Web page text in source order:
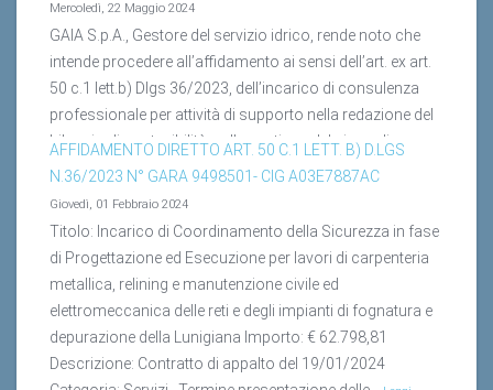
GAIA S.p.A., Gestore del servizio idrico, rende noto che
intende procedere all’affidamento ai sensi dell’art. ex art.
50 c.1 lett.b) Dlgs 36/2023, dell’incarico di consulenza
professionale per attività di supporto nella redazione del
bilancio di sostenibilità, nella gestione del piano di
sostenibilità, nella predisposizione tariffaria e nella
gestione del cruscotto...Leggi tutto...
AFFIDAMENTO DIRETTO ART. 50 C.1 LETT. B) D.LGS
N.36/2023 N° GARA 9498501- CIG A03E7887AC
Giovedì, 01 Febbraio 2024
Titolo: Incarico di Coordinamento della Sicurezza in fase
di Progettazione ed Esecuzione per lavori di carpenteria
metallica, relining e manutenzione civile ed
elettromeccanica delle reti e degli impianti di fognatura e
depurazione della Lunigiana Importo: € 62.798,81
Descrizione: Contratto di appalto del 19/01/2024
Categoria: Servizi Termine presentazione delle...